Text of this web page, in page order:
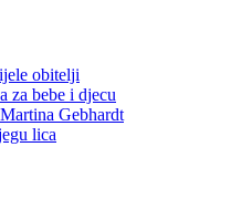
obitelji
za bebe i djecu
Gebhardt
lica